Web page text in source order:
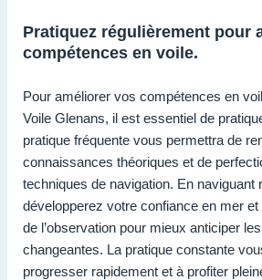
Pratiquez régulièrement pour
compétences en voile.
Pour améliorer vos compétences en
Voile Glenans, il est essentiel de
pratique fréquente vous permettra de
connaissances théoriques et de
techniques de navigation. En naviguant
développerez votre confiance en mer
de l’observation pour mieux anticiper
changeantes. La pratique constante
progresser rapidement et à profiter